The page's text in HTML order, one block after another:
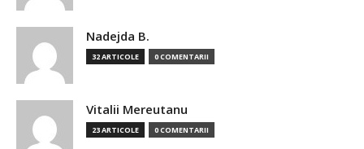
Nadejda B.
32 ARTICOLE 0 COMENTARII
Vitalii Mereutanu
23 ARTICOLE 0 COMENTARII